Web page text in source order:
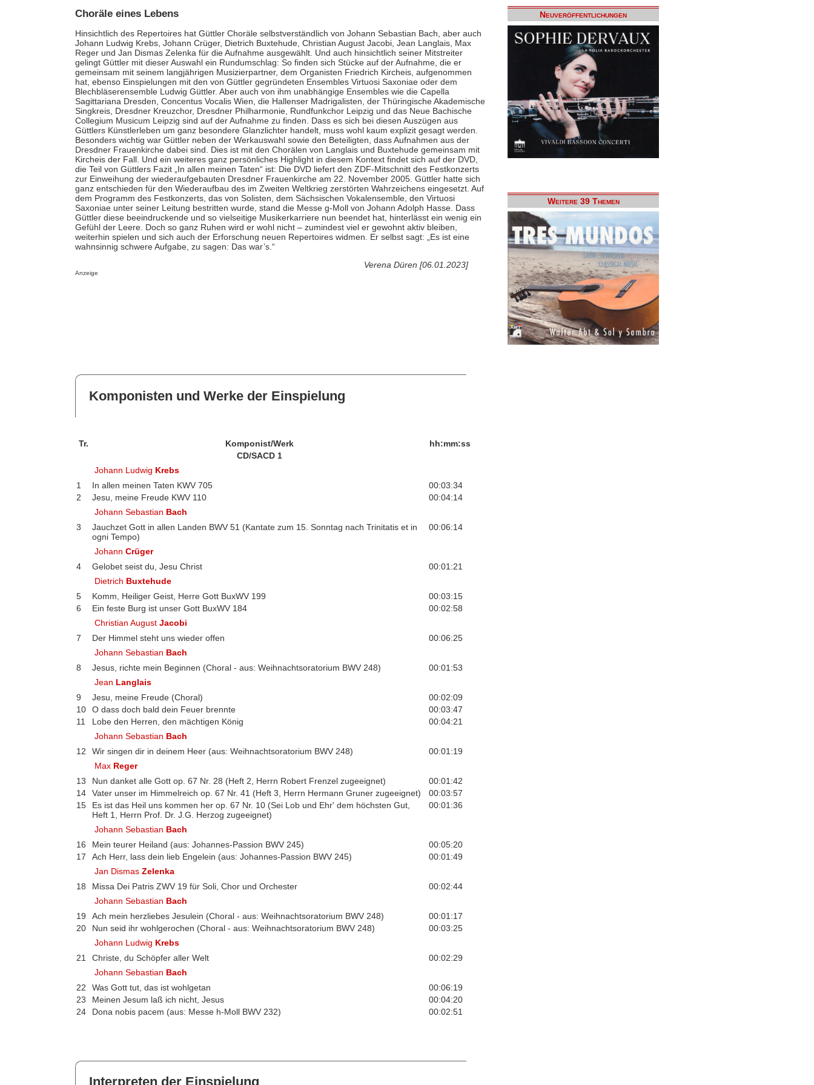
Choräle eines Lebens
Hinsichtlich des Repertoires hat Güttler Choräle selbstverständlich von Johann Sebastian Bach, aber auch
Johann Ludwig Krebs, Johann Crüger, Dietrich Buxtehude, Christian August Jacobi, Jean Langlais, Max
Reger und Jan Dismas Zelenka für die Aufnahme ausgewählt. Und auch hinsichtlich seiner Mitstreiter
gelingt Güttler mit dieser Auswahl ein Rundumschlag: So finden sich Stücke auf der Aufnahme, die er
gemeinsam mit seinem langjährigen Musizierpartner, dem Organisten Friedrich Kircheis, aufgenommen
hat, ebenso Einspielungen mit den von Güttler gegründeten Ensembles Virtuosi Saxoniae oder dem
Blechbläserensemble Ludwig Güttler. Aber auch von ihm unabhängige Ensembles wie die Capella
Sagittariana Dresden, Concentus Vocalis Wien, die Hallenser Madrigalisten, der Thüringische Akademische
Singkreis, Dresdner Kreuzchor, Dresdner Philharmonie, Rundfunkchor Leipzig und das Neue Bachische
Collegium Musicum Leipzig sind auf der Aufnahme zu finden. Dass es sich bei diesen Auszügen aus
Güttlers Künstlerleben um ganz besondere Glanzlichter handelt, muss wohl kaum explizit gesagt werden.
Besonders wichtig war Güttler neben der Werkauswahl sowie den Beteiligten, dass Aufnahmen aus der
Dresdner Frauenkirche dabei sind. Dies ist mit den Chorälen von Langlais und Buxtehude gemeinsam mit
Kircheis der Fall. Und ein weiteres ganz persönliches Highlight in diesem Kontext findet sich auf der DVD,
die Teil von Güttlers Fazit „In allen meinen Taten“ ist: Die DVD liefert den ZDF-Mitschnitt des Festkonzerts
zur Einweihung der wiederaufgebauten Dresdner Frauenkirche am 22. November 2005. Güttler hatte sich
ganz entschieden für den Wiederaufbau des im Zweiten Weltkrieg zerstörten Wahrzeichens eingesetzt. Auf
dem Programm des Festkonzerts, das von Solisten, dem Sächsischen Vokalensemble, den Virtuosi
Saxoniae unter seiner Leitung bestritten wurde, stand die Messe g-Moll von Johann Adolph Hasse. Dass
Güttler diese beeindruckende und so vielseitige Musikerkarriere nun beendet hat, hinterlässt ein wenig ein
Gefühl der Leere. Doch so ganz Ruhen wird er wohl nicht – zumindest viel er gewohnt aktiv bleiben,
weiterhin spielen und sich auch der Erforschung neuen Repertoires widmen. Er selbst sagt: „Es ist eine
wahnsinnig schwere Aufgabe, zu sagen: Das war’s.“
Verena Düren [06.01.2023]
Anzeige
Komponisten und Werke der Einspielung
Tr. Komponist/Werk
hh:mm:ss
CD/SACD 1
Johann Ludwig Krebs
1
In allen meinen Taten KWV 705
00:03:34
2
Jesu, meine Freude KWV 110
00:04:14
Johann Sebastian Bach
3
Jauchzet Gott in allen Landen BWV 51 (Kantate zum 15. Sonntag nach Trinitatis et in
ogni Tempo)
00:06:14
JohannCrüger
4
Gelobet seist du, Jesu Christ
00:01:21
Dietrich Buxtehude
5
Komm, Heiliger Geist, Herre Gott BuxWV 199
00:03:15
6
Ein feste Burg ist unser Gott BuxWV 184
00:02:58
Christian AugustJacobi
7
Der Himmel steht uns wieder offen
00:06:25
Johann Sebastian Bach
8
Jesus, richte mein Beginnen (Choral - aus: Weihnachtsoratorium BWV 248)
00:01:53
Jean Langlais
9
Jesu, meine Freude (Choral)
00:02:09
10
O dass doch bald dein Feuer brennte
00:03:47
11
Lobe den Herren, den mächtigen König
00:04:21
Johann Sebastian Bach
12
Wir singen dir in deinem Heer (aus: Weihnachtsoratorium BWV 248)
00:01:19
Max Reger
13
Nun danket alle Gott op. 67 Nr. 28 (Heft 2, Herrn Robert Frenzel zugeeignet)
00:01:42
14
Vater unser im Himmelreich op. 67 Nr. 41 (Heft 3, Herrn Hermann Gruner zugeeignet)
00:03:57
15
Es ist das Heil uns kommen her op. 67 Nr. 10 (Sei Lob und Ehr' dem höchsten Gut,
Heft 1, Herrn Prof. Dr. J.G. Herzog zugeeignet)
00:01:36
Johann Sebastian Bach
16
Mein teurer Heiland (aus: Johannes-Passion BWV 245)
00:05:20
17
Ach Herr, lass dein lieb Engelein (aus: Johannes-Passion BWV 245)
00:01:49
Jan DismasZelenka
18
Missa Dei Patris ZWV 19 für Soli, Chor und Orchester
00:02:44
Johann Sebastian Bach
19
Ach mein herzliebes Jesulein (Choral - aus: Weihnachtsoratorium BWV 248)
00:01:17
20
Nun seid ihr wohlgerochen (Choral - aus: Weihnachtsoratorium BWV 248)
00:03:25
Johann Ludwig Krebs
21
Christe, du Schöpfer aller Welt
00:02:29
Johann Sebastian Bach
22
Was Gott tut, das ist wohlgetan
00:06:19
23
Meinen Jesum laß ich nicht, Jesus
00:04:20
24
Dona nobis pacem (aus: Messe h-Moll BWV 232) 00:02:51
Interpreten der Einspielung
Neuveröffentlichungen
Weitere 39 Themen